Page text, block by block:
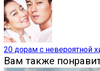
20 дорам с невероятной
Вам также